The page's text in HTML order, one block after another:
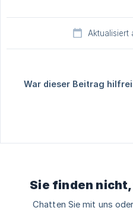
Aktualisiert
War dieser Beitrag
Sie finden nicht,
Chatten Sie mit uns